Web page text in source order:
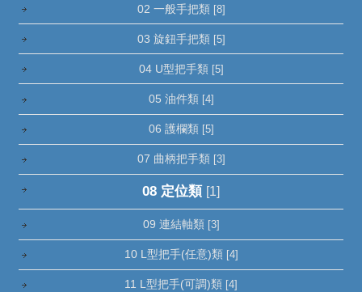
02 一般手把類 [8]
03 旋鈕手把類 [5]
04 U型把手類 [5]
05 油件類 [4]
06 護欄類 [5]
07 曲柄把手類 [3]
08 定位類 [1]
09 連結軸類 [3]
10 L型把手(任意)類 [4]
11 L型把手(可調)類 [4]